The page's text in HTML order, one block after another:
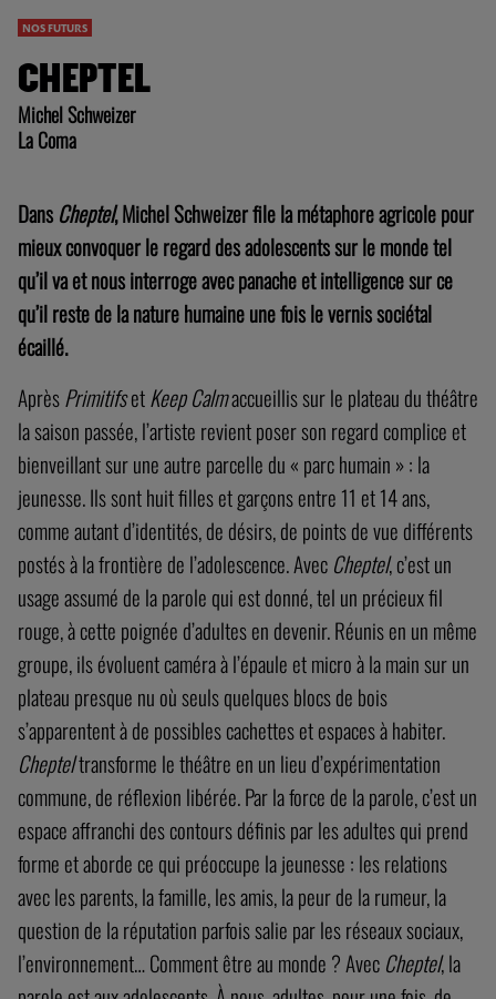
NOS FUTURS
CHEPTEL
Michel Schweizer
La Coma
Dans Cheptel, Michel Schweizer file la métaphore agricole pour
mieux convoquer le regard des adolescents sur le monde tel
qu’il va et nous interroge avec panache et intelligence sur ce
qu’il reste de la nature humaine une fois le vernis sociétal
écaillé.
AprèsPrimitifsetKeep Calmaccueillis sur le plateau du théâtre
la saison passée, l’artiste revient poser son regard complice et
bienveillant sur une autre parcelle du « parc humain » : la
jeunesse. Ils sont huit filles et garçons entre 11 et 14 ans,
comme autant d’identités, de désirs, de points de vue différents
postés à la frontière de l’adolescence. Avec Cheptel, c’est un
usage assumé de la parole qui est donné, tel un précieux fil
rouge, à cette poignée d’adultes en devenir. Réunis en un même
groupe, ils évoluent caméra à l’épaule et micro à la main sur un
plateau presque nu où seuls quelques blocs de bois
s’apparentent à de possibles cachettes et espaces à habiter.
Chepteltransforme le théâtre en un lieu d’expérimentation
commune, de réflexion libérée. Par la force de la parole, c’est un
espace affranchi des contours définis par les adultes qui prend
forme et aborde ce qui préoccupe la jeunesse : les relations
avec les parents, la famille, les amis, la peur de la rumeur, la
question de la réputation parfois salie par les réseaux sociaux,
l’environnement… Comment être au monde ? Avec Cheptel, la